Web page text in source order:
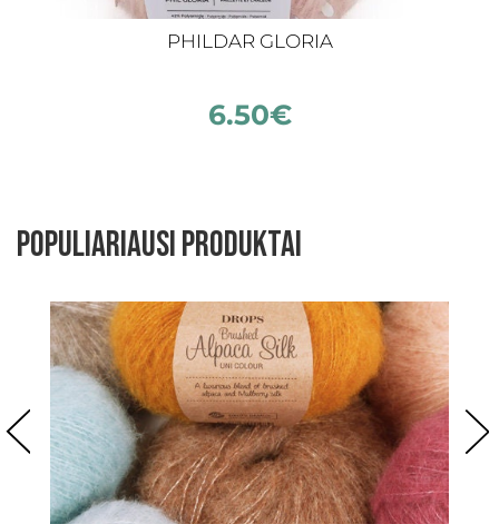
PHILDAR GLORIA
6.50€
Populiariausi produktai